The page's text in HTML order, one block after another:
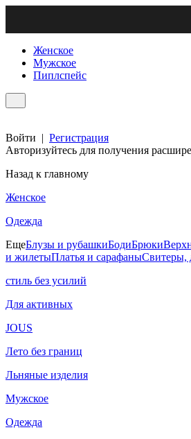
Женское
Мужское
Пиплспейс
Войти | Регистрация
Авторизуйтесь для получения
Назад к главному
Женское
Одежда
ЕщеБлузы и рубашкиБодиБрюки
и жилетыПлатья и сарафаныСвитеры,
стиль без усилий
Для активных
JOUS
Лето без границ
Льняные изделия
Мужское
Одежда